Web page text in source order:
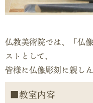
仏教美術院では、「仏
ストとして、
皆様に仏像彫刻に親し
教室内容